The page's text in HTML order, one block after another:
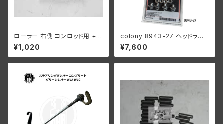
ローラー 右側 コンロッド用 +0
008 オーバーサイズ 12個入り
ハーレーダビッドソン 1929-73
年 DL RL WL G エンジン
¥1,020
colony 8943-27 ヘッドラン
プ レストレーションキット
¥7,600